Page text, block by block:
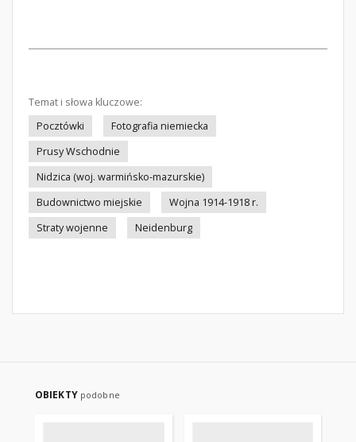
Temat i słowa kluczowe:
Pocztówki
Fotografia niemiecka
Prusy Wschodnie
Nidzica (woj. warmińsko-mazurskie)
Budownictwo miejskie
Wojna 1914-1918 r.
Straty wojenne
Neidenburg
OBIEKTY podobne